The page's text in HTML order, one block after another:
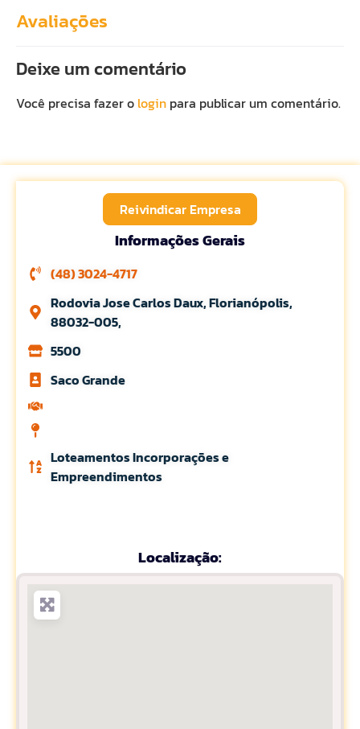
Avaliações
Deixe um comentário
Você precisa fazer o login para publicar um comentário.
Reivindicar Empresa
Informações Gerais
(48) 3024-4717
Rodovia Jose Carlos Daux, Florianópolis,
88032-005,
5500
Saco Grande
Loteamentos Incorporações e
Empreendimentos
Localização: